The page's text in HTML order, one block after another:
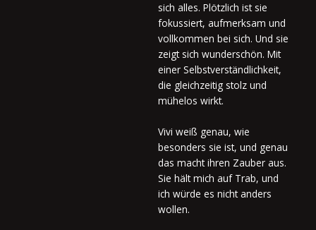
sich alles. Plötzlich ist sie
fokussiert, aufmerksam und
vollkommen bei sich. Und sie
zeigt sich wunderschön. Mit
einer Selbstverständlichkeit,
die gleichzeitig stolz und
mühelos wirkt.
Vivi weiß genau, wie
besonders sie ist, und genau
das macht ihren Zauber aus.
Sie hält mich auf Trab, und
ich würde es nicht anders
wollen.